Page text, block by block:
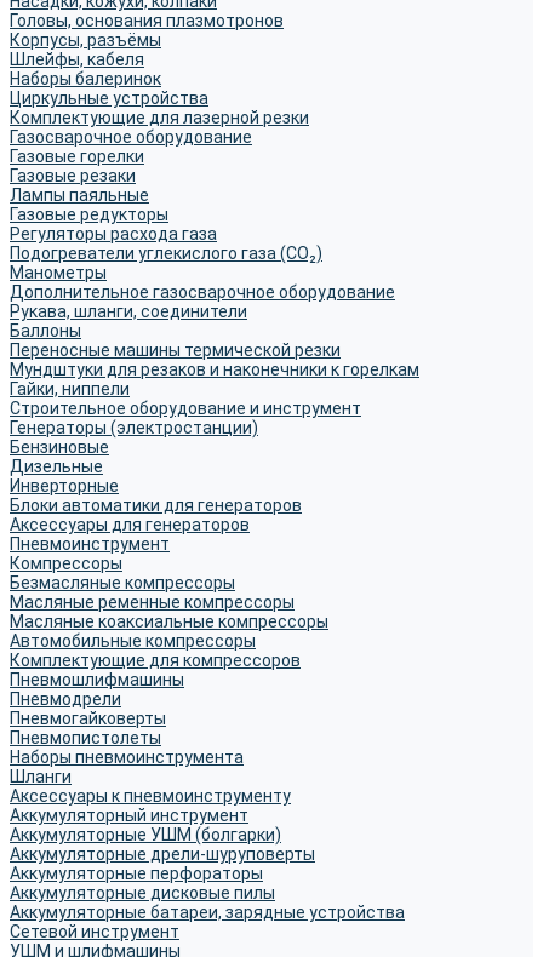
Головы, основания плазмотронов
Корпусы, разъёмы
Шлейфы, кабеля
Наборы балеринок
Циркульные устройства
Комплектующие для лазерной резки
Газосварочное оборудование
Газовые горелки
Газовые резаки
Лампы паяльные
Газовые редукторы
Регуляторы расхода газа
Подогреватели углекислого газа (CO₂)
Манометры
Дополнительное газосварочное оборудование
Рукава, шланги, соединители
Баллоны
Переносные машины термической резки
Мундштуки для резаков и наконечники к горелкам
Гайки, ниппели
Строительное оборудование и инструмент
Генераторы (электростанции)
Бензиновые
Дизельные
Инверторные
Блоки автоматики для генераторов
Аксессуары для генераторов
Пневмоинструмент
Компрессоры
Безмасляные компрессоры
Масляные ременные компрессоры
Масляные коаксиальные компрессоры
Автомобильные компрессоры
Комплектующие для компрессоров
Пневмошлифмашины
Пневмодрели
Пневмогайковерты
Пневмопистолеты
Наборы пневмоинструмента
Шланги
Аксессуары к пневмоинструменту
Аккумуляторный инструмент
Аккумуляторные УШМ (болгарки)
Аккумуляторные дрели-шуруповерты
Аккумуляторные перфораторы
Аккумуляторные дисковые пилы
Аккумуляторные батареи, зарядные устройства
Сетевой инструмент
УШМ и шлифмашины